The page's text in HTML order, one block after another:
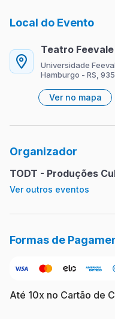
Local do Evento
Teatro Feevale
Universidade
Hamburgo - RS,
Ver no mapa
Organizador
TODT - Produções
Ver outros eventos
Formas de
Até 10x no Cartão de